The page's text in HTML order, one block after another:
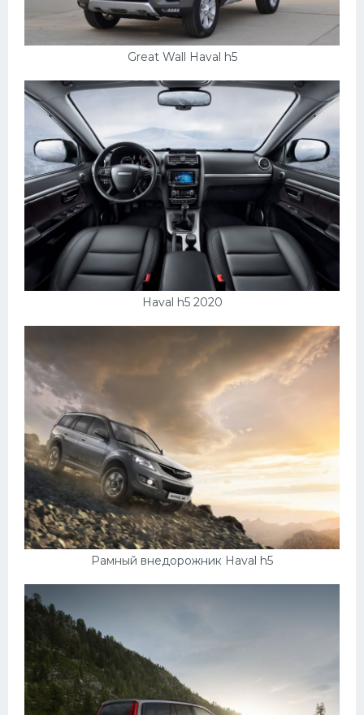
Great Wall Haval h5
Haval h5 2020
Рамный внедорожник Haval h5
Опель
Подводные лодки
Митсубиси
Киа
Танки
Крайслер
Порше
Корабли
Комплектующие
Тойота
Лодки
Шкода
Вертолеты
Мазда
Самокаты
Велосипеды
Рено
Прогулочные суда
Хендай
Лимузины
Камаз